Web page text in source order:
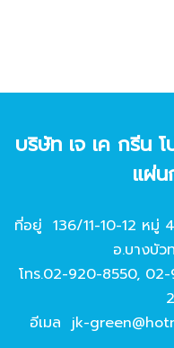
บริษัท เจ เค กรีน
แผ่น
ที่อยู่ 136/11-10-12 หมู่
อ.บางบัว
โทร.02-920-8550,
อีเมล jk-